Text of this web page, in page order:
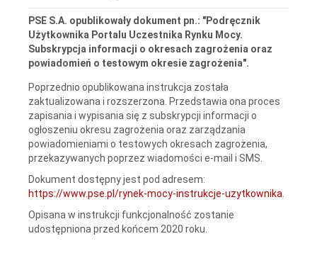
PSE S.A. opublikowały dokument pn.: "Podręcznik
Użytkownika Portalu Uczestnika Rynku Mocy.
Subskrypcja informacji o okresach zagrożenia oraz
powiadomień o testowym okresie zagrożenia".
Poprzednio opublikowana instrukcja została
zaktualizowana i rozszerzona. Przedstawia ona proces
zapisania i wypisania się z subskrypcji informacji o
ogłoszeniu okresu zagrożenia oraz zarządzania
powiadomieniami o testowych okresach zagrożenia,
przekazywanych poprzez wiadomości e-mail i SMS.
Dokument dostępny jest pod adresem:
https://www.pse.pl/rynek-mocy-instrukcje-uzytkownika
Opisana w instrukcji funkcjonalność zostanie
udostępniona przed końcem 2020 roku.